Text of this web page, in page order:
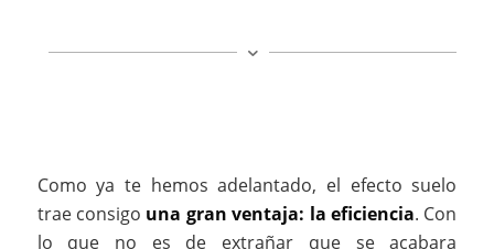
Como ya te hemos adelantado, el efecto suelo
trae consigo una gran ventaja: la eficiencia. Con
lo que no es de extrañar que se acabara